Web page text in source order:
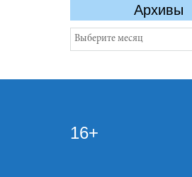
Архивы
Архивы
16+